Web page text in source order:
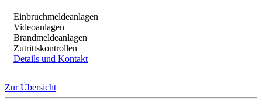
Einbruchmeldeanlagen
Videoanlagen
Brandmeldeanlagen
Zutrittskontrollen
Details und Kontakt
Zur Übersicht